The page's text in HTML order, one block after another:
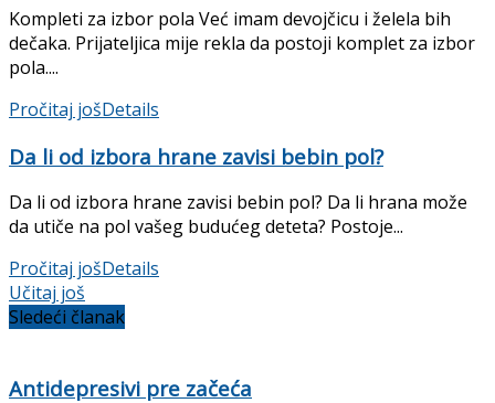
Kompleti za izbor pola Već imam devojčicu i želela bih
dečaka. Prijateljica mije rekla da postoji komplet za izbor
pola....
Pročitaj jošDetails
Da li od izbora hrane zavisi bebin pol?
Da li od izbora hrane zavisi bebin pol? Da li hrana može
da utiče na pol vašeg budućeg deteta? Postoje...
Pročitaj jošDetails
Učitaj još
Sledeći članak
Antidepresivi pre začeća